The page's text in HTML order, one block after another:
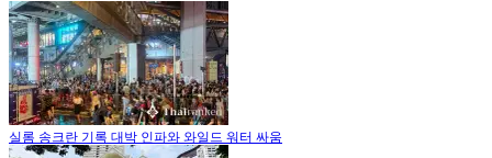
실롬 송크란 기록 대박 인파와 와일드 워터 싸움